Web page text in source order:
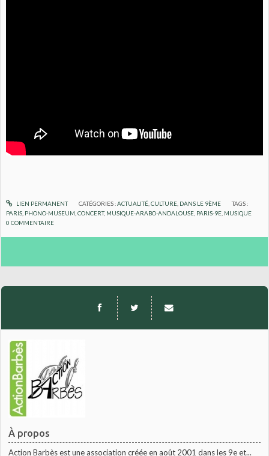
À propos
Action Barbès est une association créée en août 2001 dans les 9e et...
LIEN PERMANENT CATÉGORIES :ACTUALITÉ, CULTURE, DANS LE 9ÈME
TAGS :
PARIS PHONO-MUSEUM ,CONCERT, MUSIQUE-ARABO-ANDALOUSE PARIS-9E MUSIQUE
0 COMMENTAIRE